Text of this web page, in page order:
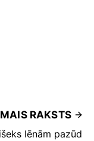
RAKSTS
lēnām pazūd